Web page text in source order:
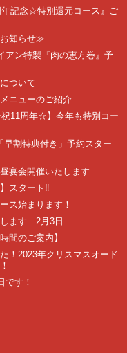
年記念☆特別還元コース』ご
知らせ≫
アン特製『肉の恵方巻』予
ついて
ニューのご紹介
祝11周年☆】今年も特別コー
早割特典付き」予約スター
宴会開催いたします
スタート‼️
ス始まります！
ます 2月3日
間のご案内】
！2023年クリスマスオード
す！